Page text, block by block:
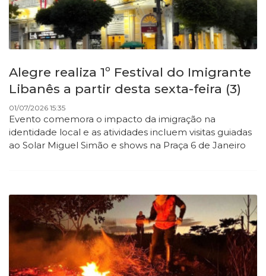
Alegre realiza 1º Festival do Imigrante
Libanês a partir desta sexta-feira (3)
01/07/2026 15:35
Evento comemora o impacto da imigração na
identidade local e as atividades incluem visitas guiadas
ao Solar Miguel Simão e shows na Praça 6 de Janeiro